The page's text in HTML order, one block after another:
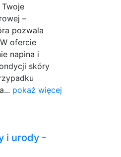
Twoje
–
pozwala
ofercie
napina i
skóry
pokaż więcej
i urody -